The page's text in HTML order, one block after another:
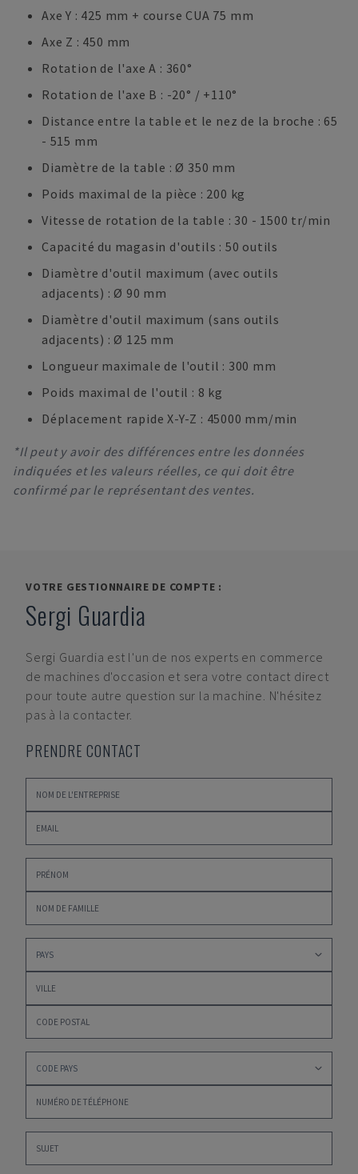
Axe Y : 425 mm + course CUA 75 mm
Axe Z : 450 mm
Rotation de l'axe A : 360°
Rotation de l'axe B : -20° / +110°
Distance entre la table et le nez de la broche : 65
- 515 mm
Diamètre de la table : Ø 350 mm
Poids maximal de la pièce : 200 kg
Vitesse de rotation de la table : 30 - 1500 tr/min
Capacité du magasin d'outils : 50 outils
Diamètre d'outil maximum (avec outils
adjacents) : Ø 90 mm
Diamètre d'outil maximum (sans outils
adjacents) : Ø 125 mm
Longueur maximale de l'outil : 300 mm
Poids maximal de l'outil : 8 kg
Déplacement rapide X-Y-Z : 45000 mm/min
*Il peut y avoir des différences entre les données
indiquées et les valeurs réelles, ce qui doit être
confirmé par le représentant des ventes.
VOTRE GESTIONNAIRE DE COMPTE :
Sergi Guardia
Sergi Guardia est l'un de nos experts en commerce
de machines d'occasion et sera votre contact direct
pour toute autre question sur la machine. N'hésitez
pas à la contacter.
PRENDRE CONTACT